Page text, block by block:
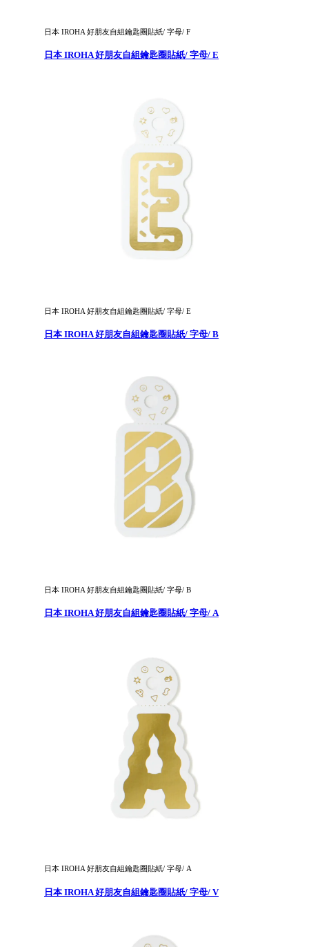
日本 IROHA 好朋友自組鑰匙圈貼紙/ 字母/ F
日本 IROHA 好朋友自組鑰匙圈貼紙/ 字母/ E
日本 IROHA 好朋友自組鑰匙圈貼紙/ 字母/ E
日本 IROHA 好朋友自組鑰匙圈貼紙/ 字母/ B
日本 IROHA 好朋友自組鑰匙圈貼紙/ 字母/ B
日本 IROHA 好朋友自組鑰匙圈貼紙/ 字母/ A
日本 IROHA 好朋友自組鑰匙圈貼紙/ 字母/ A
日本 IROHA 好朋友自組鑰匙圈貼紙/ 字母/ V